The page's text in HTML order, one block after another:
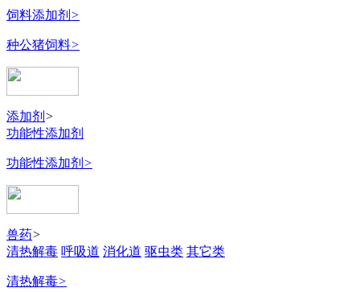
饲料添加剂 >
种公猪饲料>
添加剂 >
功能性添加剂
功能性添加剂 >
兽药>
清热解毒 呼吸道 消化道 驱虫类 其它类
清热解毒>